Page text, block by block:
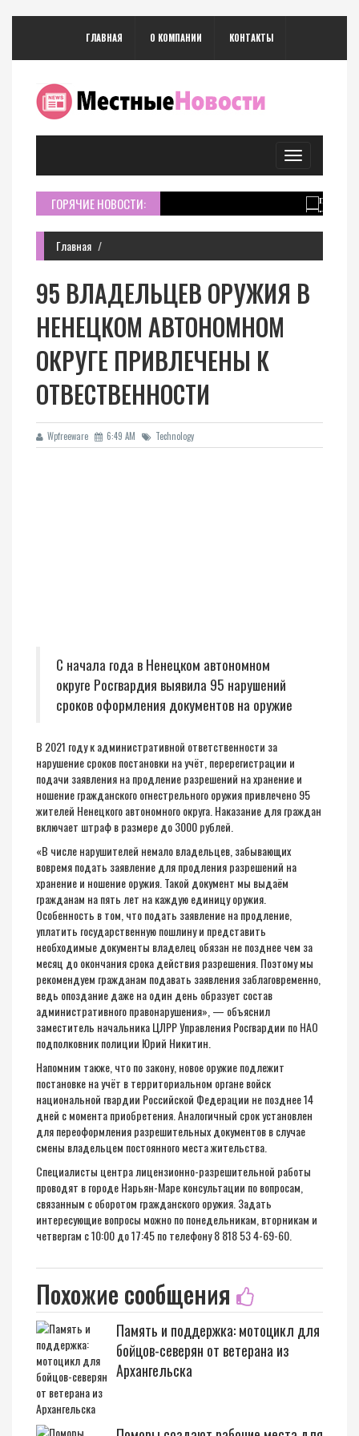
ГЛАВНАЯ О КОМПАНИИ КОНТАКТЫ
Toggle
navigation
ГОРЯЧИЕ НОВОСТИ:
Главная
95 ВЛАДЕЛЬЦЕВ ОРУЖИЯ В
НЕНЕЦКОМ АВТОНОМНОМ
ОКРУГЕ ПРИВЛЕЧЕНЫ К
ОТВЕСТВЕННОСТИ
Wpfreeware 6:49 AM Technology
С начала года в Ненецком автономном
округе Росгвардия выявила 95 нарушений
сроков оформления документов на оружие
В 2021 году к административной ответственности за
нарушение сроков постановки на учёт, перерегистрации и
подачи заявления на продление разрешений на хранение и
ношение гражданского огнестрельного оружия привлечено 95
жителей Ненецкого автономного округа. Наказание для граждан
включает штраф в размере до 3000 рублей.
«В числе нарушителей немало владельцев, забывающих
вовремя подать заявление для продления разрешений на
хранение и ношение оружия. Такой документ мы выдаём
гражданам на пять лет на каждую единицу оружия.
Особенность в том, что подать заявление на продление,
уплатить государственную пошлину и представить
необходимые документы владелец обязан не позднее чем за
месяц до окончания срока действия разрешения. Поэтому мы
рекомендуем гражданам подавать заявления заблаговременно,
ведь опоздание даже на один день образует состав
административного правонарушения», — объяснил
заместитель начальника ЦЛРР Управления Росгвардии по НАО
подполковник полиции Юрий Никитин.
Напомним также, что по закону, новое оружие подлежит
постановке на учёт в территориальном органе войск
национальной гвардии Российской Федерации не позднее 14
дней с момента приобретения. Аналогичный срок установлен
для переоформления разрешительных документов в случае
смены владельцем постоянного места жительства.
Специалисты центра лицензионно-разрешительной работы
проводят в городе Нарьян-Маре консультации по вопросам,
связанным с оборотом гражданского оружия. Задать
интересующие вопросы можно по понедельникам, вторникам и
четвергам с 10:00 до 17:45 по телефону 8 818 53 4-69-60.
Похожие сообщения
Память и поддержка: мотоцикл для
бойцов-северян от ветерана из
Архангельска